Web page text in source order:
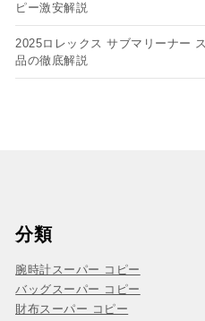
ピー​激安解説
2025ロレックス サブマリーナー
品の徹底解説
分類
腕時計スーパー コピー
バッグスーパー コピー
財布スーパー コピー